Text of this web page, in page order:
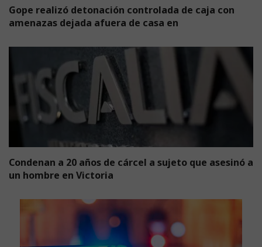
Gope realizó detonación controlada de caja con
amenazas dejada afuera de casa en
Condenan a 20 años de cárcel a sujeto que asesinó a
un hombre en Victoria